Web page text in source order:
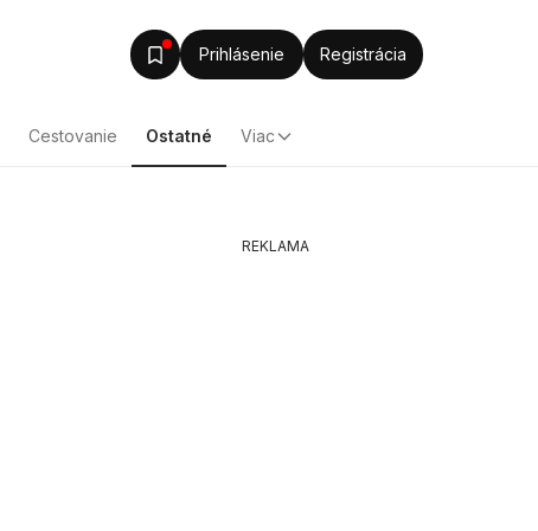
Prihlásenie Registrácia
Cestovanie Ostatné Viac
REKLAMA